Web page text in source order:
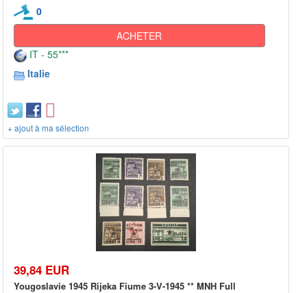
0
ACHETER
IT - 55***
Italie
+ ajout à ma sélection
39,84 EUR
Yougoslavie 1945 Rijeka Fiume 3-V-1945 ** MNH Full